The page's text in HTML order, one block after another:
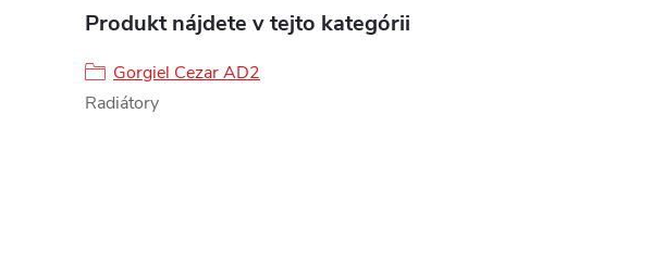
Produkt nájdete v tejto kategórii
Gorgiel Cezar AD2
Radiátory